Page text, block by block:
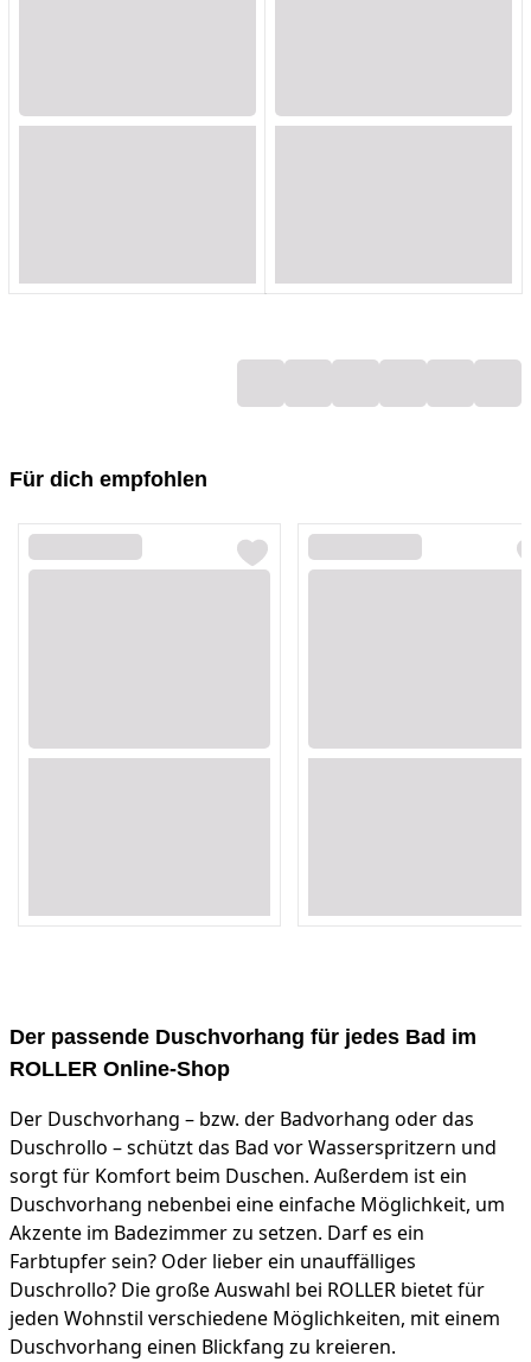
Loading...Loading...Loading...Loading...Loading...Loading...
Für dich empfohlen
Loading...
Loading...
Loading...
Loading...
Der passende Duschvorhang für jedes Bad im
ROLLER Online-Shop
Der Duschvorhang – bzw. der Badvorhang oder das
Duschrollo – schützt das Bad vor Wasserspritzern und
sorgt für Komfort beim Duschen. Außerdem ist ein
Duschvorhang nebenbei eine einfache Möglichkeit, um
Akzente im Badezimmer zu setzen. Darf es ein
Farbtupfer sein? Oder lieber ein unauffälliges
Duschrollo? Die große Auswahl bei ROLLER bietet für
jeden Wohnstil verschiedene Möglichkeiten, mit einem
Duschvorhang einen Blickfang zu kreieren.